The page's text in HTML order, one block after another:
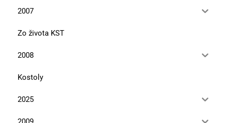
2007
Zo života KST
2008
Kostoly
2025